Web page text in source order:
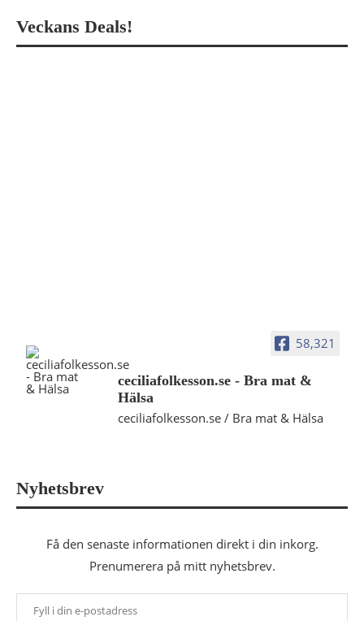
Veckans Deals!
58,321
ceciliafolkesson.se - Bra mat &
Hälsa
ceciliafolkesson.se / Bra mat & Hälsa
Nyhetsbrev
Få den senaste informationen direkt i din inkorg.
Prenumerera på mitt nyhetsbrev.